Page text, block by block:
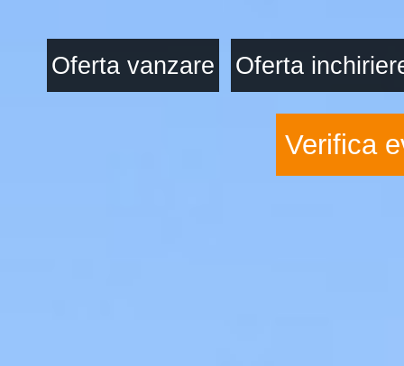
Oferta vanzare Oferta
Verifica